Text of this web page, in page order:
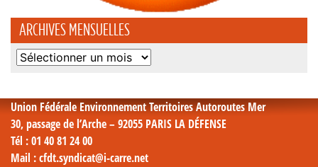
ARCHIVES MENSUELLES
Archives
Union Fédérale Environnement Territoires Autoroutes Mer
30, passage de l’Arche – 92055 PARIS LA DÉFENSE
Tél : 01 40 81 24 00
Mail : cfdt.syndicat@i-carre.net